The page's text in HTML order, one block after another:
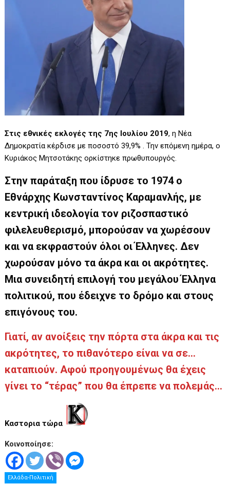
Στις εθνικές εκλογές της 7ης Ιουλίου 2019, η Νέα
Δημοκρατία κέρδισε με ποσοστό 39,9% . Την επόμενη ημέρα, ο
Κυριάκος Μητσοτάκης ορκίστηκε πρωθυπουργός.
Στην παράταξη που ίδρυσε το 1974 ο
Εθνάρχης Κωνσταντίνος Καραμανλής, με
κεντρική ιδεολογία τον ριζοσπαστικό
φιλελευθερισμό, μπορούσαν να χωρέσουν
και να εκφραστούν όλοι οι Έλληνες. Δεν
χωρούσαν μόνο τα άκρα και οι ακρότητες.
Μια συνειδητή επιλογή του μεγάλου Έλληνα
πολιτικού, που έδειχνε το δρόμο και στους
επιγόνους του.
Γιατί, αν ανοίξεις την πόρτα στα άκρα και τις
ακρότητες, το πιθανότερο είναι να σε…
καταπιούν. Αφού προηγουμένως θα έχεις
γίνει το “τέρας” που θα έπρεπε να πολεμάς…
Καστορια τώρα
Κοινοποίησε:
Ελλάδα-Πολιτική